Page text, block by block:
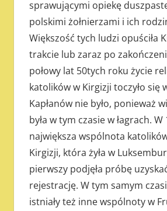
sprawującymi opiekę
polskimi żołnierzami i ich
Większość tych ludzi opuściła
trakcie lub zaraz po
połowy lat 50tych roku życie
katolików w Kirgizji toczyło się
Kapłanów nie było, ponieważ
była w tym czasie w łagrach.
największa wspólnota
Kirgizji, która żyła w
pierwszy podjęła próbę
rejestrację. W tym samym
istniały też inne wspólnoty w